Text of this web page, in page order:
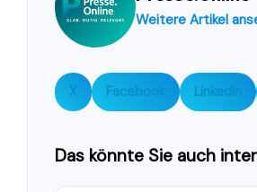
Weitere Artikel
X Facebook LinkedIn
Das könnte Sie auch